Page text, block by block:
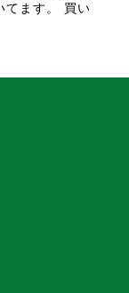
てます。 買い